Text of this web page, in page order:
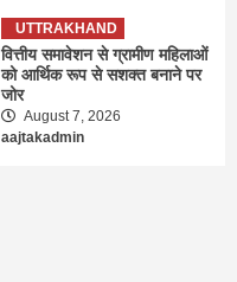
UTTRAKHAND
वित्तीय समावेशन से ग्रामीण महिलाओं
को आर्थिक रूप से सशक्त बनाने पर
जोर
August 7, 2026
aajtakadmin